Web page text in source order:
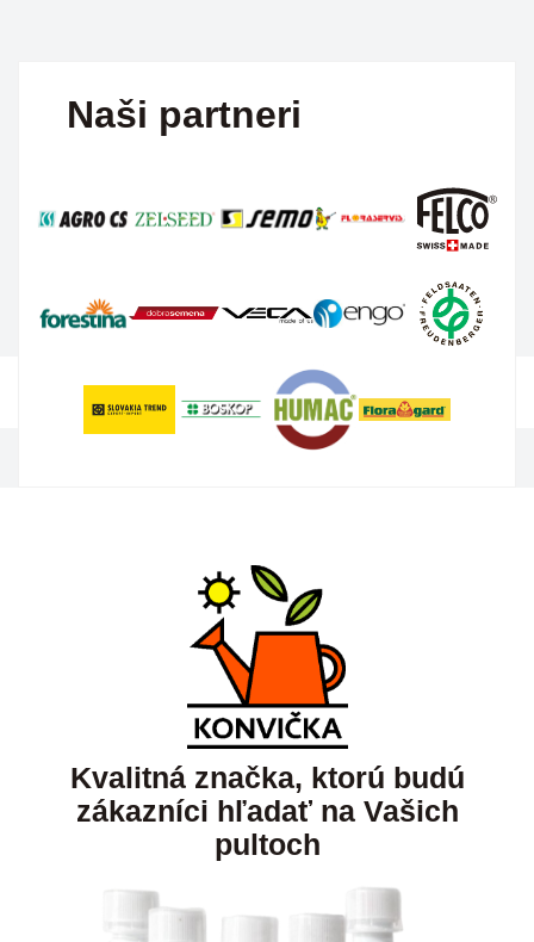
Naši partneri
Kvalitná značka, ktorú budú
zákazníci hľadať na Vašich
pultoch